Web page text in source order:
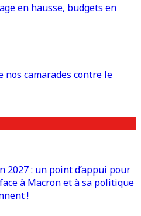
en hausse, budgets en
camarades contre le
2027 : un point d’appui pour
à Macron et à sa politique
!